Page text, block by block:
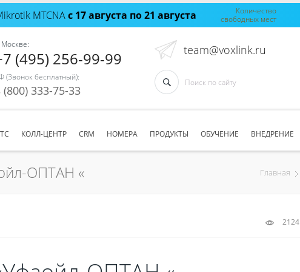
MTCNAс 17 августа по 21 августа
Количество
свободных мест
(495) 256-99-99
(Звонок бесплатный):
(800) 333-75-33
team@voxlink.ru
КОЛЛ-ЦЕНТР CRM НОМЕРА ПРОДУКТЫ ОБУЧЕНИЕ ВНЕДРЕНИЕ
ОПТАН « Главная
2124